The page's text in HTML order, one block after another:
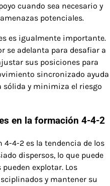
cuando sea necesario y
potenciales.
es igualmente importante.
se adelanta para desafiar a
sus posiciones para
sincronizado ayuda
sólida y minimiza el riesgo
en la formación 4-4-2
4-2 es la tendencia de los
dispersos, lo que puede
explotar. Los
y mantener su